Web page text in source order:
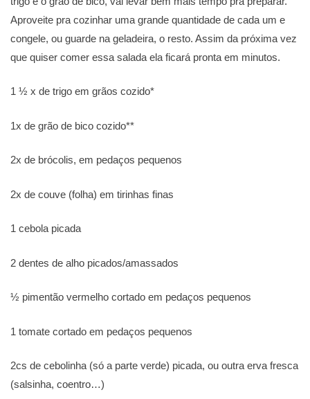
Aproveite pra cozinhar uma grande quantidade de cada um e
congele, ou guarde na geladeira, o resto. Assim da próxima vez
que quiser comer essa salada ela ficará pronta em minutos.
1 ½ x de trigo em grãos cozido*
1x de grão de bico cozido**
2x de brócolis, em pedaços pequenos
2x de couve (folha) em tirinhas finas
1 cebola picada
2 dentes de alho picados/amassados
½ pimentão vermelho cortado em pedaços pequenos
1 tomate cortado em pedaços pequenos
2cs de cebolinha (só a parte verde) picada, ou outra erva fresca
(salsinha, coentro…)